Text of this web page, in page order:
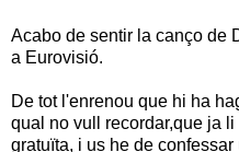
Acabo de sentir la canço de
a Eurovisió.
De tot l'enrenou que hi ha
qual no vull recordar,que ja
gratuïta, i us he de confessar